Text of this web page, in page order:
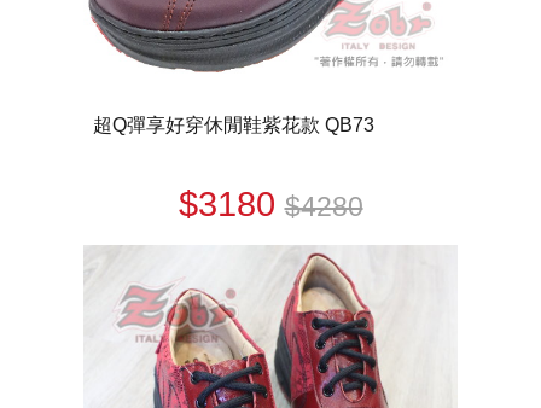
超Q彈享好穿休閒鞋紫花款 QB73
$3180$4280